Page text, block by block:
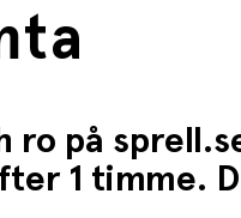
ro på
1 timme.